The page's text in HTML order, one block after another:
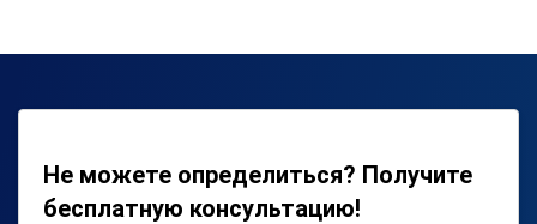
Не можете определиться? Получите
бесплатную консультацию!